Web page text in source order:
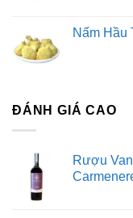
Nấm Hầu
ĐÁNH GIÁ CAO
Rượu